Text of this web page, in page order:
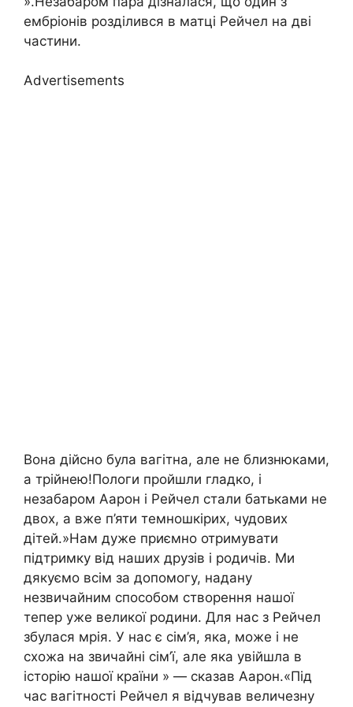
ембріонів розділився в матці Рейчел на дві
частини.
Advertisements
Вона дійсно була вагітна, але не близнюками,
а трійнею!Пологи пройшли гладко, і
незабаром Аарон і Рейчел стали батьками не
двох, а вже п’яти темношкірих, чудових
дітей.»Нам дуже приємно отримувати
підтримку від наших друзів і родичів. Ми
дякуємо всім за допомогу, надану
незвичайним способом створення нашої
тепер уже великої родини. Для нас з Рейчел
збулася мрія. У нас є сім’я, яка, може і не
схожа на звичайні сім’ї, але яка увійшла в
історію нашої країни » — сказав Аарон.«Під
час вагітності Рейчел я відчував величезну